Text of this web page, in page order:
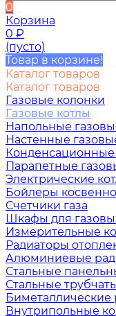
0
Корзина
0 ₽
(пусто)
Товар в корзине!
Каталог товаров
Каталог товаров
Газовые колонки
Газовые котлы
Напольные
Настенные
Конденсационные
Парапетные
Электрические
Бойлеры
Счетчики газа
Шкафы для
Измерительные
Радиаторы
Алюминиевые
Стальные
Стальные
Биметаллические
Внутрипольные